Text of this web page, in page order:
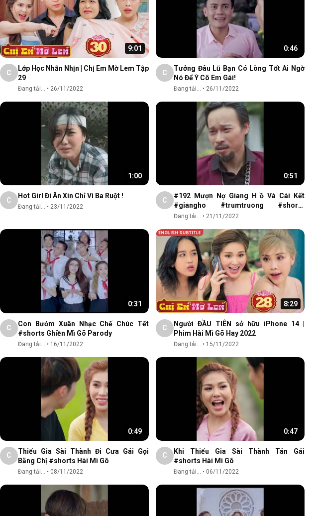
9:01
C
Lớp Học Nhẫn Nhịn | Chị Em Mờ Lem Tập
29
Đang tải... • 26/11/2022
0:46
C
Tưởng Đâu Lũ Bạn Có Lòng Tốt Ai Ngờ
Nó Để Ý Cô Em Gái!
Đang tải... • 26/11/2022
1:00
C
Hot Girl Đi Ăn Xin Chỉ Vì Ba Ruột !
Đang tải... • 23/11/2022
0:51
C
#192 Mượn Nợ Giang H ồ Và Cái Kết
#giangho #trumtruong #shorts
#chidai
Đang tải... • 21/11/2022
0:31
C
Con Bướm Xuân Nhạc Chế Chúc Tết
#shorts Ghiền Mì Gõ Parody
Đang tải... • 16/11/2022
8:29
C
Người ĐẦU TIÊN sở hữu iPhone 14 |
Phim Hài Mì Gõ Hay 2022
Đang tải... • 15/11/2022
0:49
C
Thiếu Gia Sài Thành Đi Cưa Gái Gọi
Bằng Chị #shorts Hài Mì Gõ
Đang tải... • 08/11/2022
0:47
C
Khi Thiếu Gia Sài Thành Tán Gái
#shorts Hài Mì Gõ
Đang tải... • 06/11/2022